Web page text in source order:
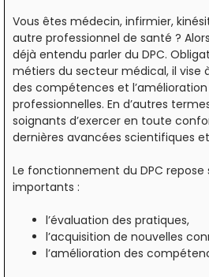
Vous êtes médecin, infirmier,
autre professionnel de santé ?
déjà entendu parler du DPC.
métiers du secteur médical, il vise
des compétences et
professionnelles. En d’autres
soignants d’exercer en toute
dernières avancées scientifiques
Le fonctionnement du DPC repose
importants :
l’évaluation des pratiques,
l’acquisition de nouvelles
l’amélioration des